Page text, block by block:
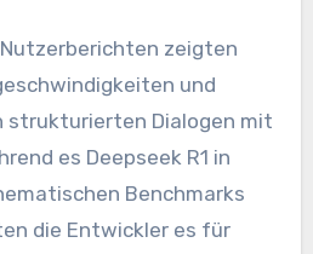
zeigten
und
strukturierten Dialogen mit
es Deepseek R1 in
Benchmarks
die Entwickler es für